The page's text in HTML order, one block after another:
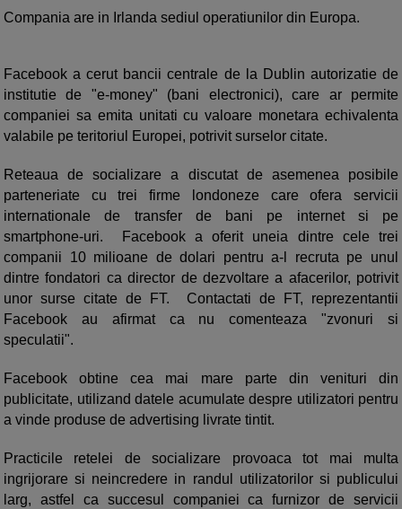
Compania are in Irlanda sediul operatiunilor din Europa.
Facebook a cerut bancii centrale de la Dublin autorizatie de
institutie de "e-money" (bani electronici), care ar permite
companiei sa emita unitati cu valoare monetara echivalenta
valabile pe teritoriul Europei, potrivit surselor citate.
Reteaua de socializare a discutat de asemenea posibile
parteneriate cu trei firme londoneze care ofera servicii
internationale de transfer de bani pe internet si pe
smartphone-uri. Facebook a oferit uneia dintre cele trei
companii 10 milioane de dolari pentru a-l recruta pe unul
dintre fondatori ca director de dezvoltare a afacerilor, potrivit
unor surse citate de FT. Contactati de FT, reprezentantii
Facebook au afirmat ca nu comenteaza "zvonuri si
speculatii".
Facebook obtine cea mai mare parte din venituri din
publicitate, utilizand datele acumulate despre utilizatori pentru
a vinde produse de advertising livrate tintit.
Practicile retelei de socializare provoaca tot mai multa
ingrijorare si neincredere in randul utilizatorilor si publicului
larg, astfel ca succesul companiei ca furnizor de servicii